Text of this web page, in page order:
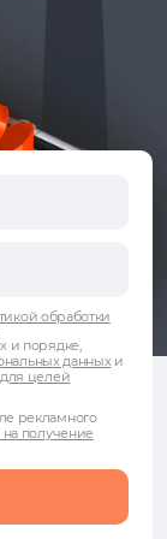
обработки
и порядке,
данныхи
целей
рекламного
получение